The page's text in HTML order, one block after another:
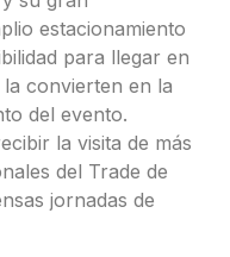
estacionamiento
para llegar en
convierten en la
del evento.
la visita de más
del Trade de
jornadas de